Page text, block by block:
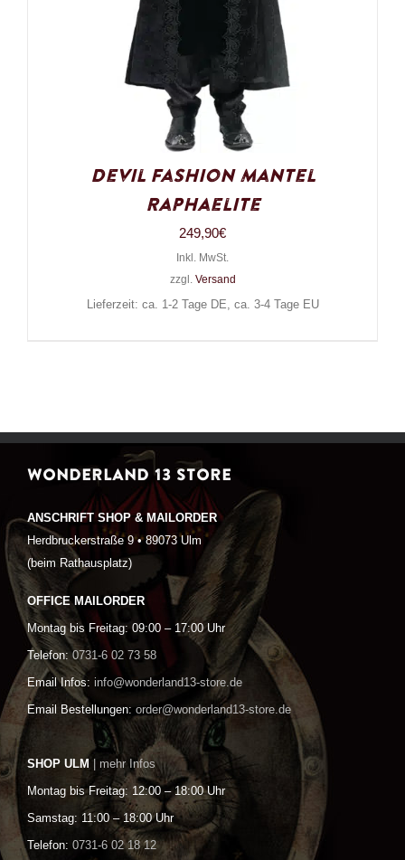
Devil Fashion Mantel
Raphaelite
249,90€
Inkl. MwSt.
zzgl. Versand
Lieferzeit: ca. 1-2 Tage DE, ca. 3-4 Tage EU
WONDERLAND 13 STORE
ANSCHRIFT SHOP & MAILORDER
Herdbruckerstraße 9 • 89073 Ulm
(beim Rathausplatz)
OFFICE MAILORDER
Montag bis Freitag: 09:00 – 17:00 Uhr
Telefon: 0731-6 02 73 58
Email Infos: info@wonderland13-store.de
Email Bestellungen: order@wonderland13-store.de
SHOP ULM | mehr Infos
Montag bis Freitag: 12:00 – 18:00 Uhr
Samstag: 11:00 – 18:00 Uhr
Telefon: 0731-6 02 18 12